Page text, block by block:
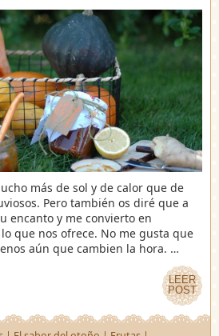
más de sol y de calor que de
Pero también os diré que a
encanto y me convierto en
que nos ofrece. No me gusta que
aún que cambien la hora. …
LEER
POST
LEER
POST